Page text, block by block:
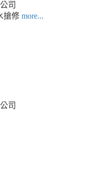
司
搶修 more...
司